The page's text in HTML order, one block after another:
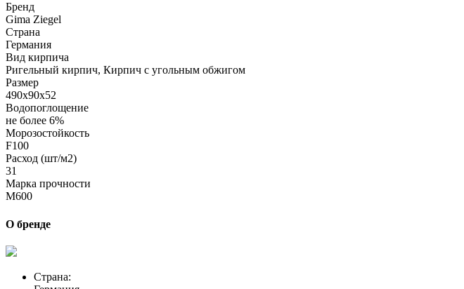
Бренд
Gima Ziegel
Страна
Германия
Вид кирпича
Ригельный кирпич, Кирпич с угольным обжигом
Размер
490х90х52
Водопоглощение
не более 6%
Морозостойкость
F100
Расход (шт/м2)
31
Марка прочности
M600
О бренде
Страна: